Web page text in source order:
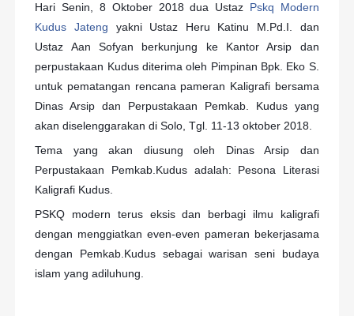
Hari Senin, 8 Oktober 2018 dua Ustaz Pskq Modern
Kudus Jateng yakni Ustaz Heru Katinu M.Pd.I. dan
Ustaz Aan Sofyan berkunjung ke Kantor Arsip dan
perpustakaan Kudus diterima oleh Pimpinan Bpk. Eko S.
untuk pematangan rencana pameran Kaligrafi bersama
Dinas Arsip dan Perpustakaan Pemkab. Kudus yang
akan diselenggarakan di Solo, Tgl. 11-13 oktober 2018.
Tema yang akan diusung oleh Dinas Arsip dan
Perpustakaan Pemkab.Kudus adalah: Pesona Literasi
Kaligrafi Kudus.
PSKQ modern terus eksis dan berbagi ilmu kaligrafi
dengan menggiatkan even-even pameran bekerjasama
dengan Pemkab.Kudus sebagai warisan seni budaya
islam yang adiluhung.